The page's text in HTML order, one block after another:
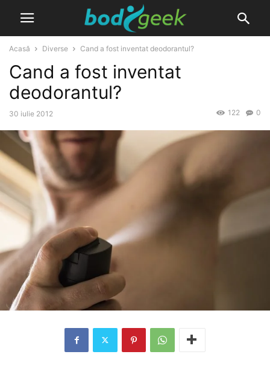
Acasă Diverse Cand a fost inventat deodorantul?
Cand a fost inventat
deodorantul?
30 iulie 2012 0
122